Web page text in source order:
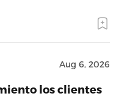
Aug 6, 2026
los clientes